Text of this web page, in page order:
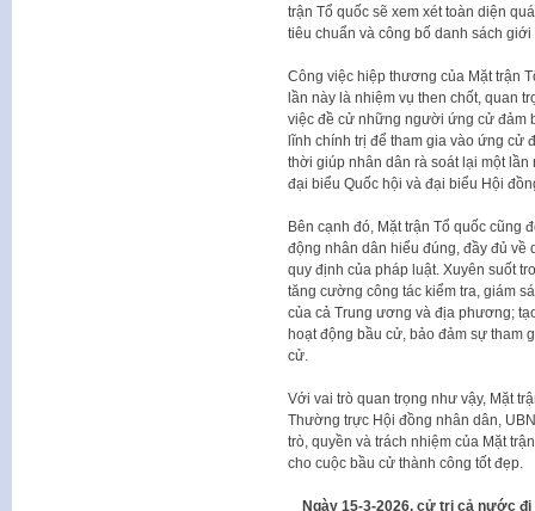
trận Tổ quốc sẽ xem xét toàn diện
tiêu chuẩn và công bố danh sách
Công việc hiệp thương của Mặt trận
lần này là nhiệm vụ then chốt, quan
việc đề cử những người ứng cử đảm
lĩnh chính trị để tham gia vào ứng cử
thời giúp nhân dân rà soát lại một
đại biểu Quốc hội và đại biểu Hội
Bên cạnh đó, Mặt trận Tổ quốc cũng
động nhân dân hiểu đúng, đầy đủ về
quy định của pháp luật. Xuyên suốt
tăng cường công tác kiểm tra, giám
của cả Trung ương và địa phương;
hoạt động bầu cử, bảo đảm sự tham
cử.
Với vai trò quan trọng như vậy, Mặt
Thường trực Hội đồng nhân dân,
trò, quyền và trách nhiệm của Mặt
cho cuộc bầu cử thành công tốt đẹp.
Ngày 15-3-2026, cử tri cả nước đi